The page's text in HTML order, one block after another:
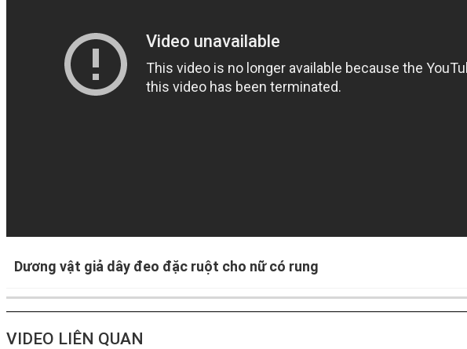
Dương vật giả dây đeo đặc ruột cho nữ có rung
VIDEO LIÊN QUAN